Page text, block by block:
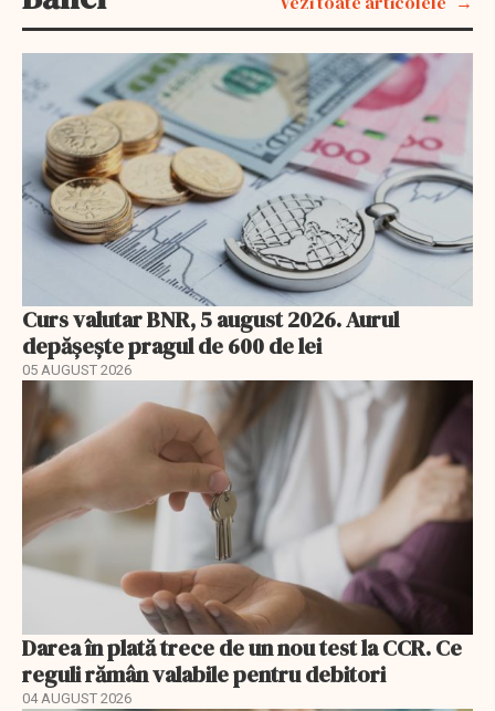
Curs valutar BNR, 5 august 2026. Aurul
depășește pragul de 600 de lei
05 AUGUST 2026
Darea în plată trece de un nou test la CCR. Ce
reguli rămân valabile pentru debitori
04 AUGUST 2026